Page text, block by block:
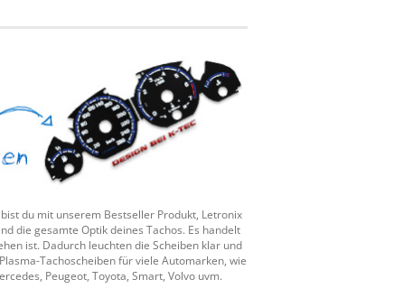
du mit unserem Bestseller Produkt, Letronix
die gesamte Optik deines Tachos. Es handelt
ist. Dadurch leuchten die Scheiben klar und
Tachoscheiben für viele Automarken, wie
Peugeot, Toyota, Smart, Volvo uvm.